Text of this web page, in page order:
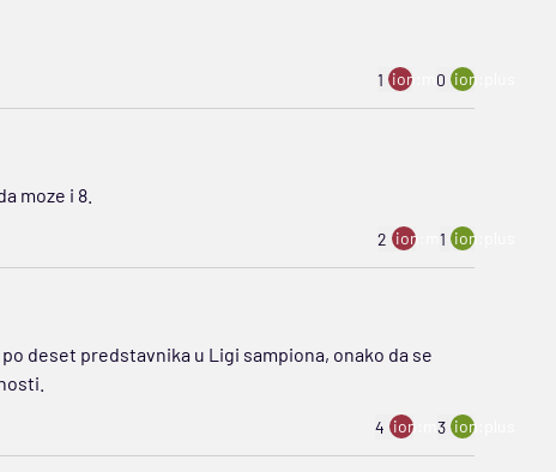
1 ion:minus
0 ion:plus
moze i 8.
2 ion:minus
1 ion:plus
deset predstavnika u Ligi sampiona, onako da se
4 ion:minus
3 ion:plus